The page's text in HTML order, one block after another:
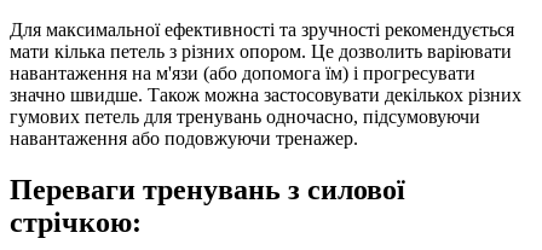
Для максимальної ефективності та зручності рекомендується
мати кілька петель з різних опором. Це дозволить варіювати
навантаження на м'язи (або допомога їм) і прогресувати
значно швидше. Також можна застосовувати декількох різних
гумових петель для тренувань одночасно, підсумовуючи
навантаження або подовжуючи тренажер.
Переваги тренувань з силової
стрічкою: